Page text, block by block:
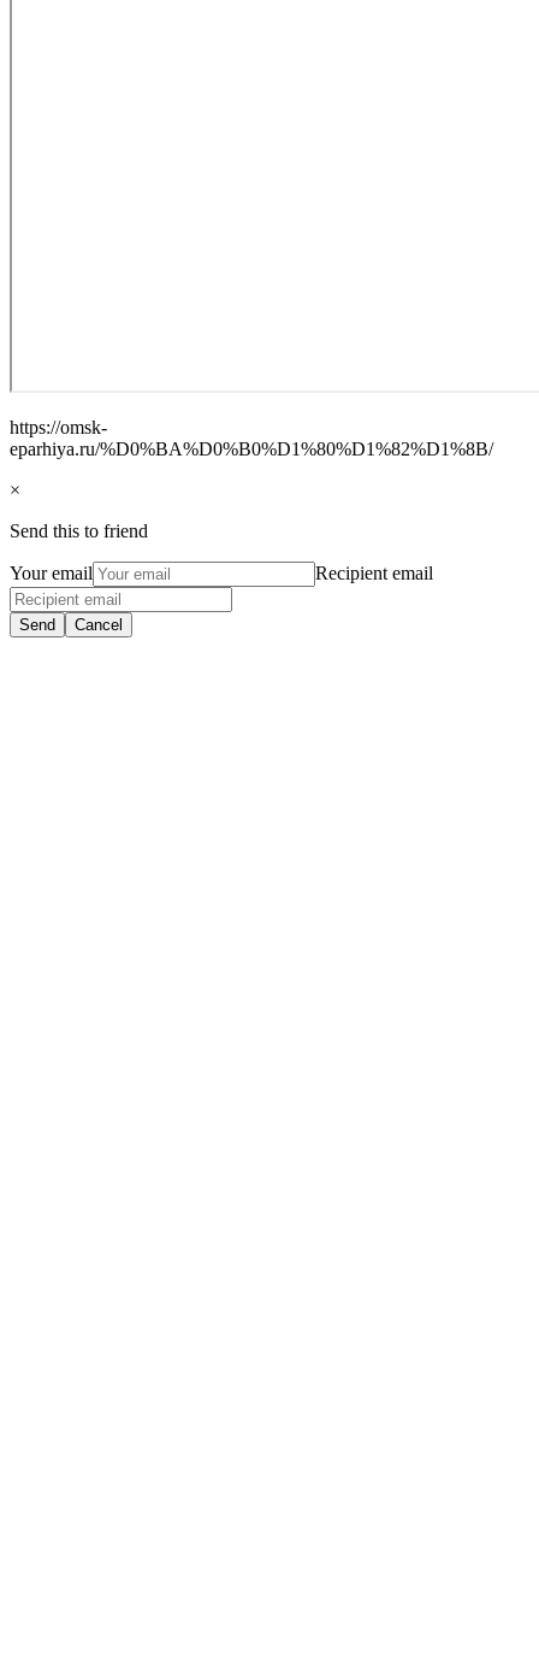
https://omsk-
eparhiya.ru/%D0%BA%D0%B0%D1%80%D1%82%D1%8B/
×
Send this to friend
Your email Recipient email
Send Cancel